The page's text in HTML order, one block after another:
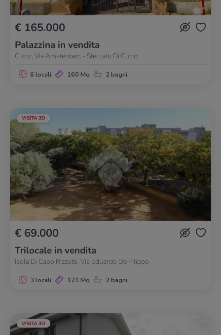
€ 165.000
Palazzina in vendita
Cutro, Via Amsterdam - Steccato Di Cutro
6 locali 160 Mq 2 bagni
VISITA 3D
€ 69.000
Trilocale in vendita
Isola Di Capo Rizzuto, Via Eduardo De Filippo
3 locali 121 Mq 2 bagni
VISITA 3D